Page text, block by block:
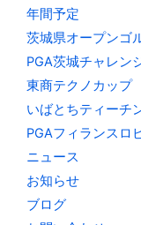
年間予定
茨城県オープンゴ
PGA茨城チャレン
東商テクノカップ
いばとちティーチ
PGAフィランスロ
ニュース
お知らせ
ブログ